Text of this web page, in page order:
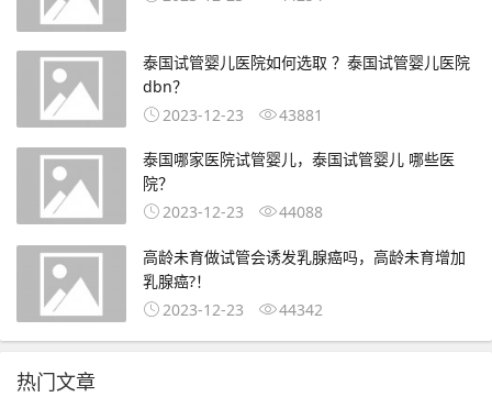
泰国试管婴儿医院如何选取 ？泰国试管婴儿医院
dbn？
2023-12-23
43881
泰国哪家医院试管婴儿，泰国试管婴儿 哪些医
院？
2023-12-23
44088
高龄未育做试管会诱发乳腺癌吗，高龄未育增加
乳腺癌?！
2023-12-23
44342
热门文章